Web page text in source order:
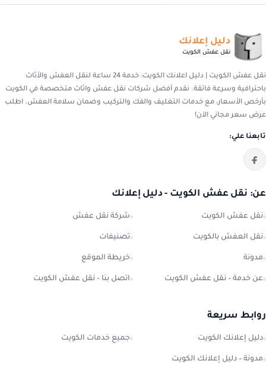
دليل إعلانك
نقل عفش الكويت
نقل عفش الكويت | دليل اعلانك الكويت: خدمة 24 ساعة لنقل العفش والأثاث
باحترافية وسرعة فائقة. نقدم أفضل شركات نقل عفش واثاث متخصصة في الكويت
بأرخص الأسعار، مع خدمات التغليف والفك والتركيب وضمان سلامة العفش. اطلب
عرض سعر مجاني الآن!
تابعنا علي:
عن: نقل عفش الكويت - دليل إعلانك
نقل عفش الكويت شركة نقل عفش
نقل العفش بالكويت تصنيفات
مدونة خريطة الموقع
عن خدمة – نقل عفش الكويت اتصل بنا – نقل عفش الكويت
روابط سريعة
دليل إعلانك الكويت جميع خدمات الكويت
مدونة – دليل إعلانك الكويت